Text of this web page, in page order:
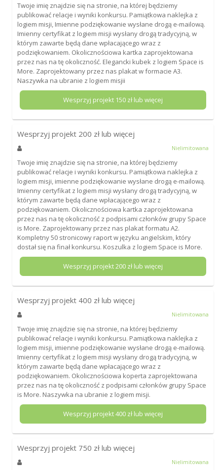
Twoje imię znajdzie się na stronie, na której będziemy
publikować relacje i wyniki konkursu. Pamiątkowa naklejka z
logiem misji, Imienne podziękowanie wysłane drogą e-mailową.
Imienny certyfikat z logiem misji wysłany drogą tradycyjną, w
którym zawarte będą dane wpłacającego wraz z
podziękowaniem. Okolicznościowa kartka zaprojektowana
przez nas na tę okoliczność. Elegancki kubek z logiem Space is
More. Zaprojektowany przez nas plakat w formacie A3.
Naszywka na ubranie z logiem misjii
Wesprzyj projekt 150zł lub więcej
Wesprzyj projekt 200 zł lub więcej
Nielimitowana
Twoje imię znajdzie się na stronie, na której będziemy
publikować relacje i wyniki konkursu. Pamiątkowa naklejka z
logiem misji, imienne podziękowanie wysłane drogą e-mailową.
Imienny certyfikat z logiem misji wysłany drogą tradycyjną, w
którym zawarte będą dane wpłacającego wraz z
podziękowaniem. Okolicznościowa kartka zaprojektowana
przez nas na tę okoliczność z podpisami członków grupy Space
is More. Zaprojektowany przez nas plakat formatu A2.
Kompletny 50 stronicowy raport w języku angielskim, który
dostał się na finał konkursu. Koszulka z logiem Space is More.
Wesprzyj projekt200zł lub więcej
Wesprzyj projekt 400 zł lub więcej
Nielimitowana
Twoje imię znajdzie się na stronie, na której będziemy
publikować relacje i wyniki konkursu. Pamiątkowa naklejka z
logiem misji, imienne podziękowanie wysłane drogą e-mailową.
Imienny certyfikat z logiem misji wysłany drogą tradycyjną, w
którym zawarte będą dane wpłacającego wraz z
podziękowaniem. Okolicznościowa koperta zaprojektowana
przez nas na tę okoliczność z podpisami członków grupy Space
is More. Naszywka na ubranie z logiem misji.
Wesprzyj projekt400zł lub więcej
Wesprzyj projekt 750 zł lub więcej
Nielimitowana